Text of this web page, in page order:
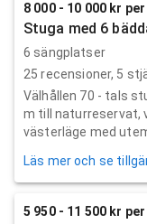
8 000 - 10 000 kr
Stuga med 6
6 sängplatser
25 recensioner, 5
Välhållen 70 - tals
m till naturreservat,
västerläge med
Läs mer och se
5 950 - 11 500 kr